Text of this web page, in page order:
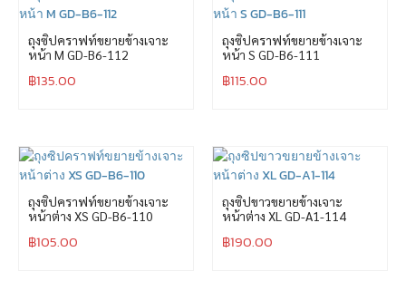
ถุงซิปคราฟท์ขยายข้างเจาะ
หน้า M GD-B6-112
฿135.00
ถุงซิปคราฟท์ขยายข้างเจาะ
หน้า S GD-B6-111
฿115.00
ถุงซิปคราฟท์ขยายข้างเจาะ
หน้าต่าง XS GD-B6-110
฿105.00
ถุงซิปขาวขยายข้างเจาะ
หน้าต่าง XL GD-A1-114
฿190.00